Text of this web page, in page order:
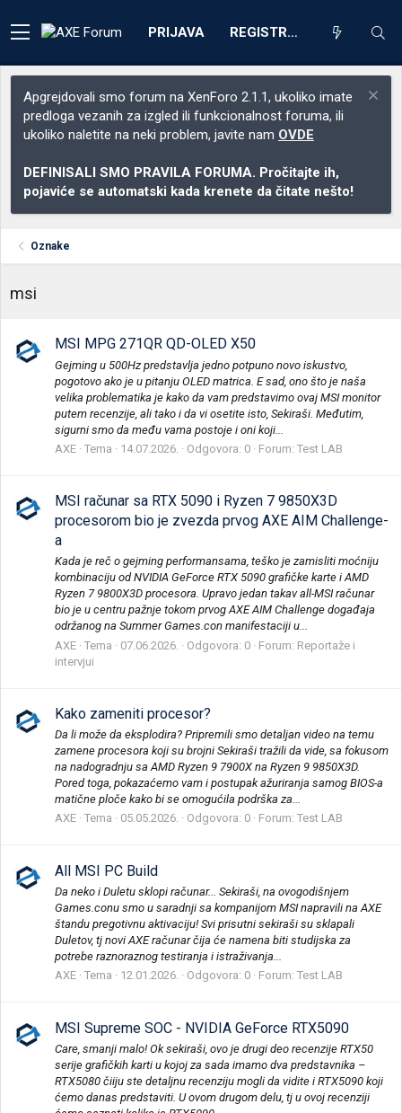
PRIJAVA REGISTRACIJA
Apgrejdovali smo forum na XenForo 2.1.1, ukoliko imate
predloga vezanih za izgled ili funkcionalnost foruma, ili
ukoliko naletite na neki problem, javite nam OVDE
DEFINISALI SMO PRAVILA FORUMA. Pročitajte ih,
pojaviće se automatski kada krenete da čitate nešto!
Oznake
msi
MSI MPG 271QR QD-OLED X50
Gejming u 500Hz predstavlja jedno potpuno novo iskustvo,
pogotovo ako je u pitanju OLED matrica. E sad, ono što je naša
velika problematika je kako da vam predstavimo ovaj MSI monitor
putem recenzije, ali tako i da vi osetite isto, Sekiraši. Međutim,
sigurni smo da među vama postoje i oni koji...
AXE Tema 14.07.2026. Odgovora: 0 Forum: Test LAB
MSI računar sa RTX 5090 i Ryzen 7 9850X3D
procesorom bio je zvezda prvog AXE AIM Challenge-
a
Kada je reč o gejming performansama, teško je zamisliti moćniju
kombinaciju od NVIDIA GeForce RTX 5090 grafičke karte i AMD
Ryzen 7 9800X3D procesora. Upravo jedan takav all-MSI računar
bio je u centru pažnje tokom prvog AXE AIM Challenge događaja
održanog na Summer Games.con manifestaciji u...
AXE Tema 07.06.2026. Odgovora: 0 Forum: Reportaže i
intervjui
Kako zameniti procesor?
Da li može da eksplodira? Pripremili smo detaljan video na temu
zamene procesora koji su brojni Sekiraši tražili da vide, sa fokusom
na nadogradnju sa AMD Ryzen 9 7900X na Ryzen 9 9850X3D.
Pored toga, pokazaćemo vam i postupak ažuriranja samog BIOS-a
matične ploče kako bi se omogućila podrška za...
AXE Tema 05.05.2026. Odgovora: 0 Forum: Test LAB
All MSI PC Build
Da neko i Duletu sklopi računar... Sekiraši, na ovogodišnjem
Games.conu smo u saradnji sa kompanijom MSI napravili na AXE
štandu pregotivnu aktivaciju! Svi prisutni sekiraši su sklapali
Duletov, tj novi AXE računar čija će namena biti studijska za
potrebe raznoraznog testiranja i istraživanja...
AXE Tema 12.01.2026. Odgovora: 0 Forum: Test LAB
MSI Supreme SOC - NVIDIA GeForce RTX5090
Care, smanji malo! Ok sekiraši, ovo je drugi deo recenzije RTX50
serije grafičkih karti u kojoj za sada imamo dva predstavnika –
RTX5080 čiiju ste detaljnu recenziju mogli da vidite i RTX5090 koji
ćemo danas predstaviti. U ovom drugom delu, tj u ovoj recenziji